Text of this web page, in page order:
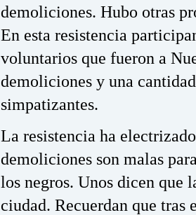
demoliciones. Hubo otras
En esta resistencia
voluntarios que fueron a
demoliciones y una
simpatizantes.
La resistencia ha
demoliciones son malas
los negros. Unos dicen que
ciudad. Recuerdan que tras